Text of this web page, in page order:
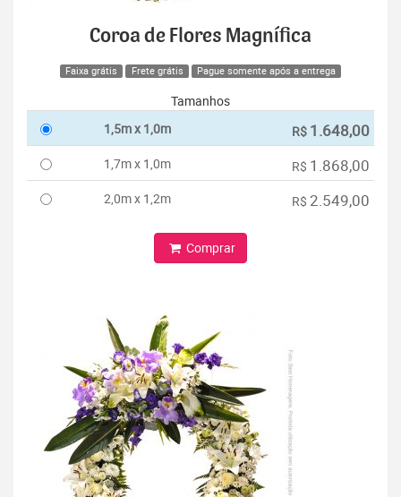
Coroa de Flores Magnífica
Faixa grátis Frete grátis Pague somente após a entrega
Tamanhos
1,5m x 1,0m
R$ 1.648,00
1,7m x 1,0m R$ 1.868,00
2,0m x 1,2m R$ 2.549,00
Comprar